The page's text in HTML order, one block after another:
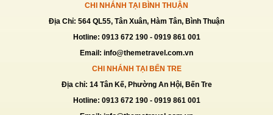
TOUR ĐÀ LẠT 3 Ngày 2 Đêm
Giá: 1,890,000 VNĐ
TOUR ĐÀ LẠT 2N2D
1,789,000 VNĐ
CHI NHÁNH TẠI BÌNH THUẬN
Địa Chỉ: 564 QL55, Tân Xuân, Hàm Tân, Bình Thuận
Hotline: 0913 672 190 - 0919 861 001
Email: info@themetravel.com.vn
CHI NHÁNH TẠI BẾN TRE
Địa chỉ: 14 Tân Kế, Phường An Hội, Bến Tre
Hotline: 0913 672 190 - 0919 861 001